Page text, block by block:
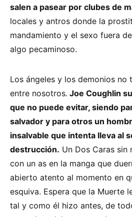
salen a pasear por clubes de
locales y antros donde la
mandamiento y el sexo fuera
algo pecaminoso.
Los ángeles y los demonios no
entre nosotros. Joe Coughlin
que no puede evitar, siendo
salvador y para otros un
insalvable que intenta lleva al
destrucción. Un Dos Caras sin
con un as en la manga que
abierto atento al momento en
esquiva. Espera que la Muerte
tal y como él hizo antes, de